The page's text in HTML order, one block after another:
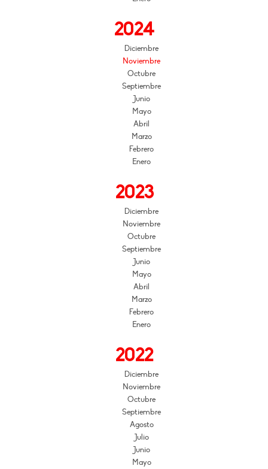
2024
Diciembre
Noviembre
Octubre
Septiembre
Junio
Mayo
Abril
Marzo
Febrero
Enero
2023
Diciembre
Noviembre
Octubre
Septiembre
Junio
Mayo
Abril
Marzo
Febrero
Enero
2022
Diciembre
Noviembre
Octubre
Septiembre
Agosto
Julio
Junio
Mayo